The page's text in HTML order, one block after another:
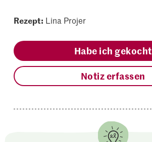
Rezept: Lina Projer
Habe ich gekocht
Notiz erfassen